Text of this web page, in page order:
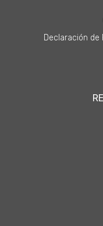
Declaración de